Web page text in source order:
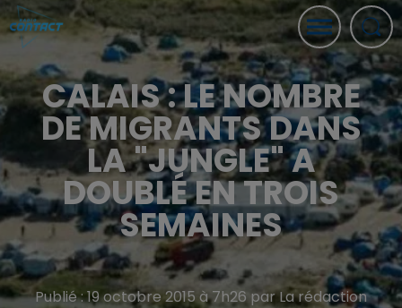
CALAIS : LE NOMBRE
DE MIGRANTS DANS
LA "JUNGLE" A
DOUBLÉ EN TROIS
SEMAINES
Publié : 19 octobre 2015 à 7h26 par La rédaction